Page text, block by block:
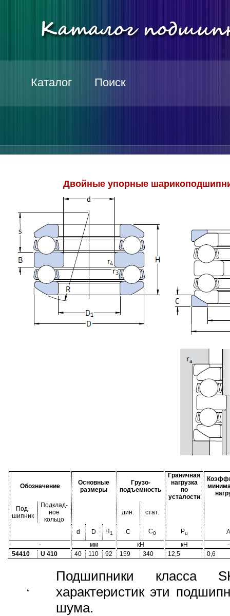
Каталог Поиск
Двойные упорные
Обозначение
Основные
размеры
Грузо-
подъемность
Граничная
нагрузка
по
усталости
Под-
шипник
Подклад-
ное
кольцо
дин. стат.
d D H1 C C0 Pu
A
-
мм кН кН
-
54410
U 410 40 110 92 159 340 12,5 0,6
*
Подшипники класса
характеристик эти
шума.